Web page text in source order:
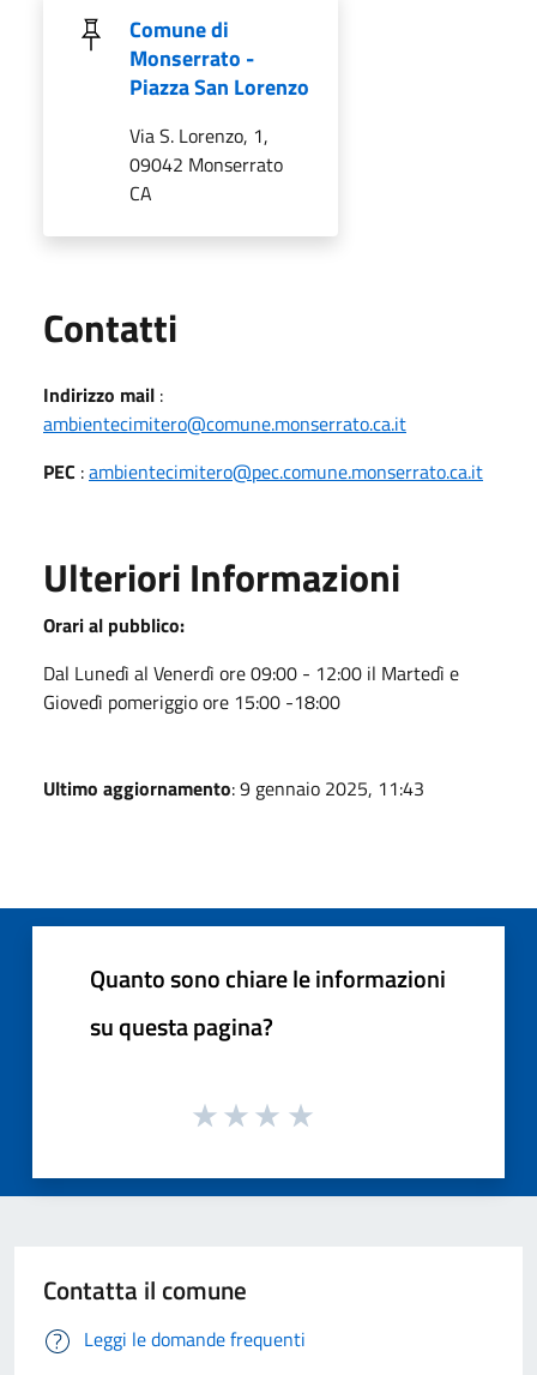
Comune di
Monserrato -
Piazza San Lorenzo
Via S. Lorenzo, 1,
09042 Monserrato
CA
Contatti
Indirizzo mail :
ambientecimitero@comune.monserrato.ca.it
PEC :ambientecimitero@pec.comune.monserrato.ca.it
Ulteriori Informazioni
Orari al pubblico:
Dal Lunedì al Venerdì ore 09:00 - 12:00 il Martedì e
Giovedì pomeriggio ore 15:00 -18:00
Ultimo aggiornamento: 9 gennaio 2025, 11:43
Quanto sono chiare le informazioni
su questa pagina?
Contatta il comune
Leggi le domande frequenti